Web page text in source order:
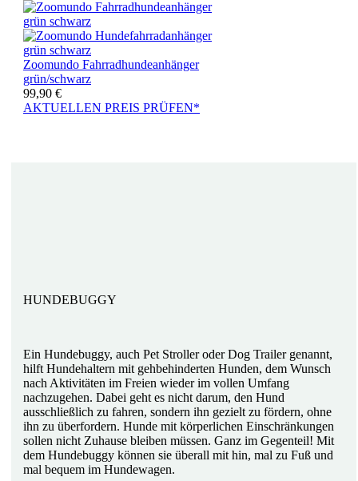
Zoomundo Fahrradhundeanhänger
grün/schwarz
99,90 €
AKTUELLEN PREIS PRÜFEN*
HUNDEBUGGY
Ein Hundebuggy, auch Pet Stroller oder Dog Trailer genannt,
hilft Hundehaltern mit gehbehinderten Hunden, dem Wunsch
nach Aktivitäten im Freien wieder im vollen Umfang
nachzugehen. Dabei geht es nicht darum, den Hund
ausschließlich zu fahren, sondern ihn gezielt zu fördern, ohne
ihn zu überfordern. Hunde mit körperlichen Einschränkungen
sollen nicht Zuhause bleiben müssen. Ganz im Gegenteil! Mit
dem Hundebuggy können sie überall mit hin, mal zu Fuß und
mal bequem im Hundewagen.